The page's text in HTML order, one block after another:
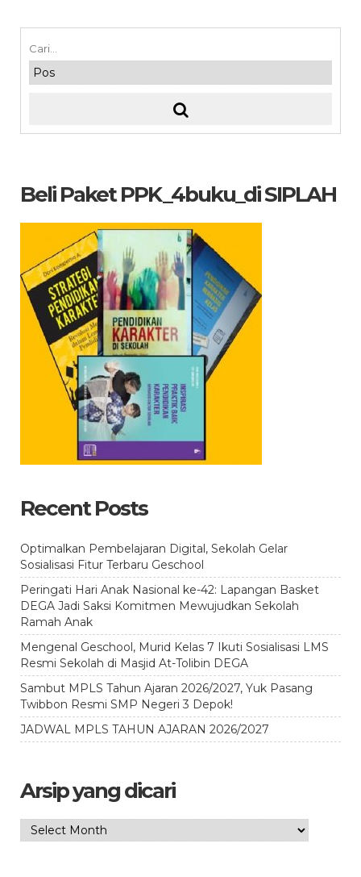
Beli Paket PPK_4buku_di SIPLAH
Recent Posts
Optimalkan Pembelajaran Digital, Sekolah Gelar
Sosialisasi Fitur Terbaru Geschool
Peringati Hari Anak Nasional ke-42: Lapangan Basket
DEGA Jadi Saksi Komitmen Mewujudkan Sekolah
Ramah Anak
Mengenal Geschool, Murid Kelas 7 Ikuti Sosialisasi LMS
Resmi Sekolah di Masjid At-Tolibin DEGA
Sambut MPLS Tahun Ajaran 2026/2027, Yuk Pasang
Twibbon Resmi SMP Negeri 3 Depok!
JADWAL MPLS TAHUN AJARAN 2026/2027
Arsip yang dicari
Arsip